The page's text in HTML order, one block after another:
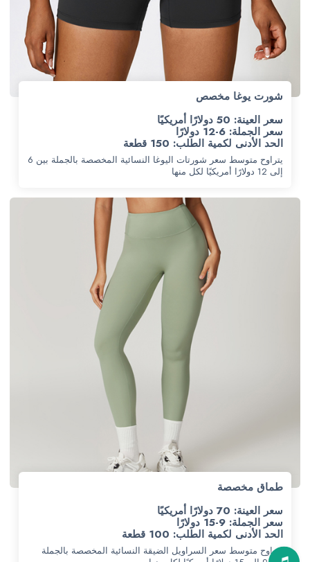
شورت يوغا مخصص
سعر العينة: 50 دولارًا أمريكيًا
سعر الجملة: 6-12 دولارًا
الحد الأدنى لكمية الطلب: 150 قطعة
يتراوح متوسط سعر شورتات اليوغا النسائية المخصصة بالجملة بين 6
إلى 12 دولارًا أمريكيًا لكل منها
طماق مخصصة
سعر العينة: 70 دولارًا أمريكيًا
سعر الجملة: 9-15 دولارًا
الحد الأدنى لكمية الطلب: 100 قطعة
يتراوح متوسط سعر السراويل الضيقة النسائية المخصصة بالجملة